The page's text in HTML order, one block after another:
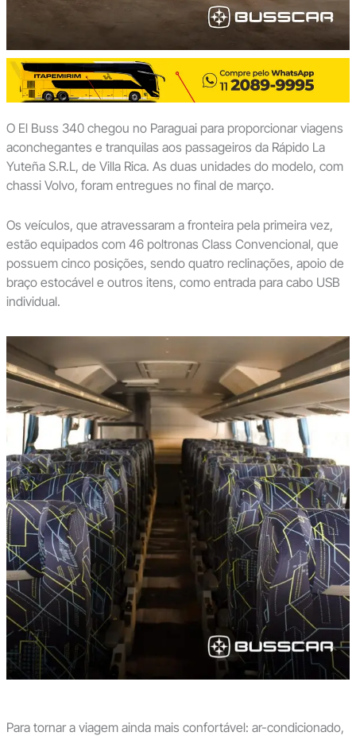
O El Buss 340 chegou no Paraguai para proporcionar viagens
aconchegantes e tranquilas aos passageiros da Rápido La
Yuteña S.R.L, de Villa Rica. As duas unidades do modelo, com
chassi Volvo, foram entregues no final de março.
Os veículos, que atravessaram a fronteira pela primeira vez,
estão equipados com 46 poltronas Class Convencional, que
possuem cinco posições, sendo quatro reclinações, apoio de
braço estocável e outros itens, como entrada para cabo USB
individual.
Para tornar a viagem ainda mais confortável: ar-condicionado,